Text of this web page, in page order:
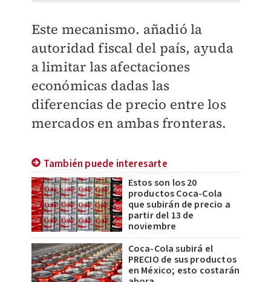
Este mecanismo. añadió la
autoridad fiscal del país, ayuda
a limitar las afectaciones
económicas dadas las
diferencias de precio entre los
mercados en ambas fronteras.
También puede interesarte
Estos son los 20
productos Coca-Cola
que subirán de precio a
partir del 13 de
noviembre
Coca-Cola subirá el
PRECIO de sus productos
en México; esto costarán